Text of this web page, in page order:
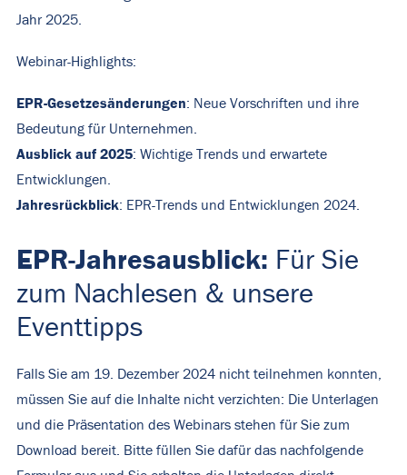
Jahr 2025.
Webinar-Highlights:
EPR-Gesetzesänderungen: Neue Vorschriften und ihre
Bedeutung für Unternehmen.
Ausblick auf 2025: Wichtige Trends und erwartete
Entwicklungen.
Jahresrückblick: EPR-Trends und Entwicklungen 2024.
EPR-Jahresausblick: Für Sie
zum Nachlesen & unsere
Eventtipps
Falls Sie am 19. Dezember 2024 nicht teilnehmen konnten,
müssen Sie auf die Inhalte nicht verzichten: Die Unterlagen
und die Präsentation des Webinars stehen für Sie zum
Download bereit. Bitte füllen Sie dafür das nachfolgende